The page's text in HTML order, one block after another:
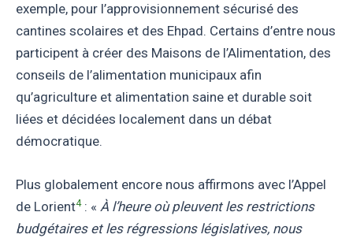
exemple, pour l’approvisionnement sécurisé des
cantines scolaires et des Ehpad. Certains d’entre nous
participent à créer des Maisons de l’Alimentation, des
conseils de l’alimentation municipaux afin
qu’agriculture et alimentation saine et durable soit
liées et décidées localement dans un débat
démocratique.
Plus globalement encore nous affirmons avec l’Appel
de Lorient4: « À l’heure où pleuvent les restrictions
budgétaires et les régressions législatives, nous